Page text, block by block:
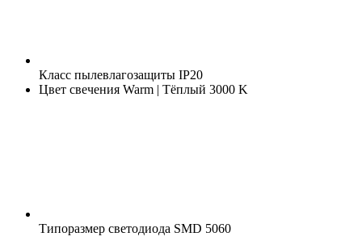
Класс пылевлагозащиты IP20
Цвет свечения Warm | Тёплый 3000 K
Типоразмер светодиода SMD 5060